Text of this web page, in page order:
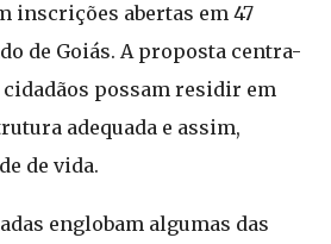
inscrições abertas em 47
de Goiás. A proposta centra-
possam residir em
adequada e assim,
de vida.
englobam algumas das